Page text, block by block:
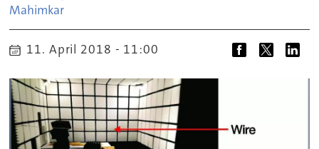
Mahimkar
11. April 2018 - 11:00